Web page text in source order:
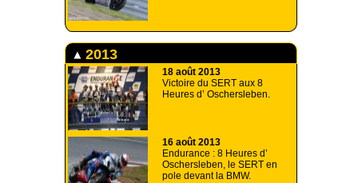
2013
18 août 2013
Victoire du SERT aux 8
Heures d’ Oschersleben.
16 août 2013
Endurance : 8 Heures d’
Oschersleben, le SERT en
pole devant la BMW.